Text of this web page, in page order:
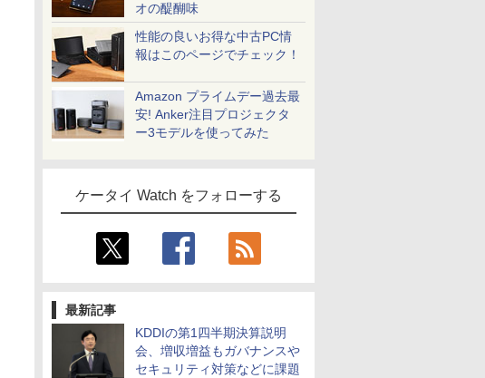
オの醍醐味
性能の良いお得な中古PC情
報はこのページでチェック！
Amazon プライムデー過去最
安! Anker注目プロジェクタ
ー3モデルを使ってみた
ケータイ Watch をフォローする
最新記事
KDDIの第1四半期決算説明
会、増収増益もガバナンスや
セキュリティ対策などに課題